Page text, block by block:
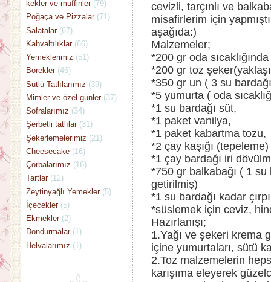
cevizli, tarçınlı ve
misafirlerim için
aşağıda:)
Malzemeler;
*200 gr oda
*200 gr toz
*350 gr un ( 3 su
*5 yumurta ( oda
*1 su bardağı süt,
*1 paket vanilya,
*1 paket kabartma tozu,
*2 çay kaşığı (tepeleme)
*1 çay bardağı iri
*750 gr balkabağı ( 1
getirilmiş)
*1 su bardağı kadar
*süslemek için ceviz,
Hazırlanışı;
1.Yağı ve şekeri krema
içine yumurtaları, sütü
2.Toz malzemelerin
karışıma eleyerek
kekler ve muffinler (79)
Poğaça ve Pizzalar (71)
Salatalar (67)
Kahvaltılıklar (66)
Yemeklerimiz (51)
Börekler (46)
Sütlü Tatlılarımız (39)
Mimler ve özel günler (37)
Sofralarımız (34)
Şerbetli tatlılar (31)
Şekerlemelerimiz (21)
Cheesecake (16)
Çorbalarımız (16)
Tartlar (12)
Zeytinyağlı Yemekler (5)
İçecekler (5)
Ekmekler (2)
Dondurmalar (1)
Helvalarımız (1)